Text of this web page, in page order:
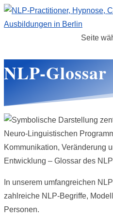
Seite
NLP-Glossar
In unserem umfangreichen
zahlreiche NLP-Begriffe,
Personen.